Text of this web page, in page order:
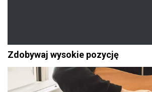
Zdobywaj wysokie pozycję